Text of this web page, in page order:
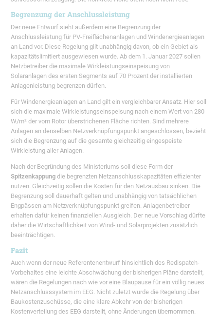
Begrenzung der Anschlussleistung
Der neue Entwurf sieht außerdem eine Begrenzung der
Anschlussleistung für PV-Freiflächenanlagen und Windenergieanlagen
an Land vor. Diese Regelung gilt unabhängig davon, ob ein Gebiet als
kapazitätslimitiert ausgewiesen wurde. Ab dem 1. Januar 2027 sollen
Netzbetreiber die maximale Wirkleistungseinspeisung von
Solaranlagen des ersten Segments auf 70 Prozent der installierten
Anlagenleistung begrenzen dürfen.
Für Windenergieanlagen an Land gilt ein vergleichbarer Ansatz. Hier soll
sich die maximale Wirkleistungseinspeisung nach einem Wert von 280
W/m² der vom Rotor überstrichenen Fläche richten. Sind mehrere
Anlagen an denselben Netzverknüpfungspunkt angeschlossen, bezieht
sich die Begrenzung auf die gesamte gleichzeitig eingespeiste
Wirkleistung aller Anlagen.
Nach der Begründung des Ministeriums soll diese Form der
Spitzenkappung die begrenzten Netzanschlusskapazitäten effizienter
nutzen. Gleichzeitig sollen die Kosten für den Netzausbau sinken. Die
Begrenzung soll dauerhaft gelten und unabhängig von tatsächlichen
Engpässen am Netzverknüpfungspunkt greifen. Anlagenbetreiber
erhalten dafür keinen finanziellen Ausgleich. Der neue Vorschlag dürfte
daher die Wirtschaftlichkeit von Wind- und Solarprojekten zusätzlich
beeinträchtigen.
Fazit
Auch wenn der neue Referentenentwurf hinsichtlich des Redispatch-
Vorbehaltes eine leichte Abschwächung der bisherigen Pläne darstellt,
wären die Regelungen nach wie vor eine Blaupause für ein völlig neues
Netzanschlusssystem im EEG. Nicht zuletzt wurde die Regelung über
Baukostenzuschüsse, die eine klare Abkehr von der bisherigen
Kostenverteilung des EEG darstellt, ohne Änderungen übernommen.